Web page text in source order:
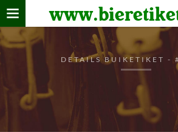
Home
verzamelen
De bierkaart
Bezoekers
DETAILS BUIKETIKET -